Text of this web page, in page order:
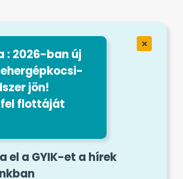
: 2026-ban új
jön!
fel flottáját
el a GYIK-et a hírek